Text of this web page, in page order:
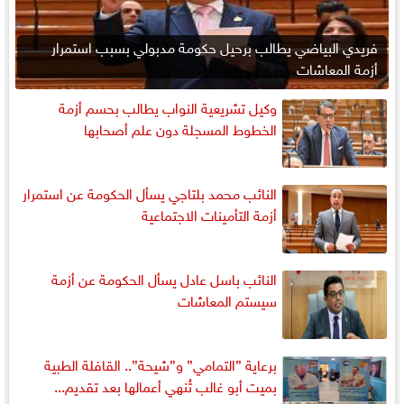
فريدي البياضي يطالب برحيل حكومة مدبولي بسبب استمرار
أزمة المعاشات
وكيل تشريعية النواب يطالب بحسم أزمة
الخطوط المسجلة دون علم أصحابها
النائب محمد بلتاجي يسأل الحكومة عن استمرار
أزمة التأمينات الاجتماعية
النائب باسل عادل يسأل الحكومة عن أزمة
سيستم المعاشات
برعاية ”التمامي” و”شيحة”.. القافلة الطبية
بميت أبو غالب تُنهي أعمالها بعد تقديم...